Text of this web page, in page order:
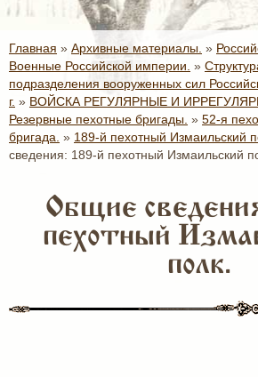
Главная » Архивные материалы. »
Военные Российской империи. »
подразделения вооруженных сил
г. » ВОЙСКА РЕГУЛЯРНЫЕ И
Резервные пехотные бригады. » 52-я
бригада. » 189-й пехотный Измаильский
сведения: 189-й пехотный Измаильский
Общие
пехотный
полк.